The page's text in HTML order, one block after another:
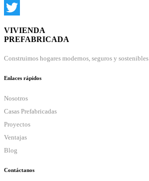
Facebook
VIVIENDA
PREFABRICADA
Construimos hogares modernos, seguros y
Enlaces rápidos
Nosotros
Casas Prefabricadas
Proyectos
Ventajas
Blog
Contáctanos